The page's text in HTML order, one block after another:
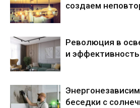
создаем
Революция в
и
беседки с